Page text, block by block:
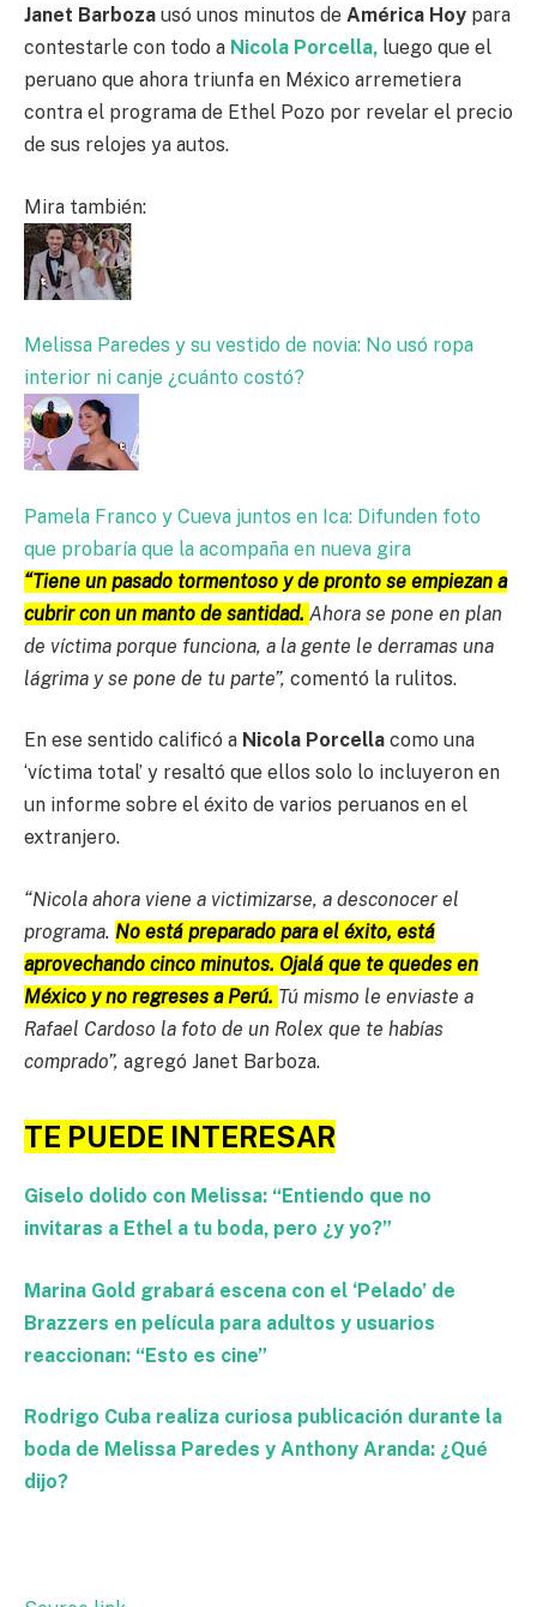
Janet Barboza usó unos minutos de América Hoy para
contestarle con todo a Nicola Porcella, luego que el
peruano que ahora triunfa en México arremetiera
contra el programa de Ethel Pozo por revelar el precio
de sus relojes ya autos.
Mira también:
Melissa Paredes y su vestido de novia: No usó ropa
interior ni canje ¿cuánto costó?
Pamela Franco y Cueva juntos en Ica: Difunden foto
que probaría que la acompaña en nueva gira
“Tiene un pasado tormentoso y de pronto se empiezan a
cubrir con un manto de santidad. Ahora se pone en plan
de víctima porque funciona, a la gente le derramas una
lágrima y se pone de tu parte”, comentó la rulitos.
En ese sentido calificó a Nicola Porcella como una
‘víctima total’ y resaltó que ellos solo lo incluyeron en
un informe sobre el éxito de varios peruanos en el
extranjero.
“Nicola ahora viene a victimizarse, a desconocer el
programa. No está preparado para el éxito, está
aprovechando cinco minutos. Ojalá que te quedes en
México y no regreses a Perú. Tú mismo le enviaste a
Rafael Cardoso la foto de un Rolex que te habías
comprado”, agregó Janet Barboza.
TE PUEDE INTERESAR
Giselo dolido con Melissa: “Entiendo que no
invitaras a Ethel a tu boda, pero ¿y yo?”
Marina Gold grabará escena con el ‘Pelado’ de
Brazzers en película para adultos y usuarios
reaccionan: “Esto es cine”
Rodrigo Cuba realiza curiosa publicación durante la
boda de Melissa Paredes y Anthony Aranda: ¿Qué
dijo?